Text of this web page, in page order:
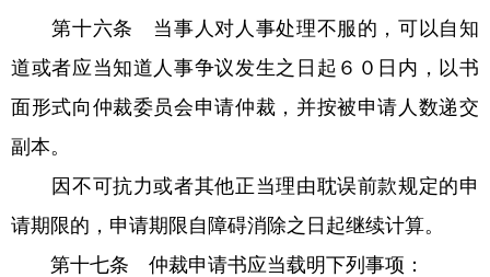
第十六条 当事人对人事处理不服的，可以自知
道或者应当知道人事争议发生之日起６０日内，以书
面形式向仲裁委员会申请仲裁，并按被申请人数递交
副本。
因不可抗力或者其他正当理由耽误前款规定的申
请期限的，申请期限自障碍消除之日起继续计算。
第十七条 仲裁申请书应当载明下列事项：